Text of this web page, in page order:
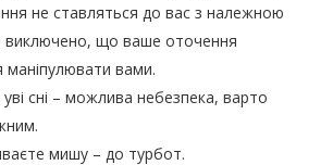
не ставляться до вас з належною
виключено, що ваше оточення
маніпулювати вами.
уві сні – можлива небезпека, варто
мишу – до турбот.